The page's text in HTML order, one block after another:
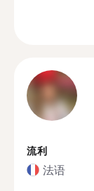
流利
法语